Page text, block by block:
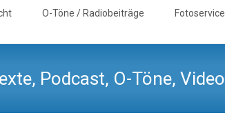
O-Töne / Radiobeiträge Fotoservice
Podcast, O-Töne, Video